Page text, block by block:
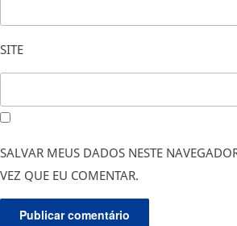
SITE
SALVAR MEUS DADOS NESTE
VEZ QUE EU COMENTAR.